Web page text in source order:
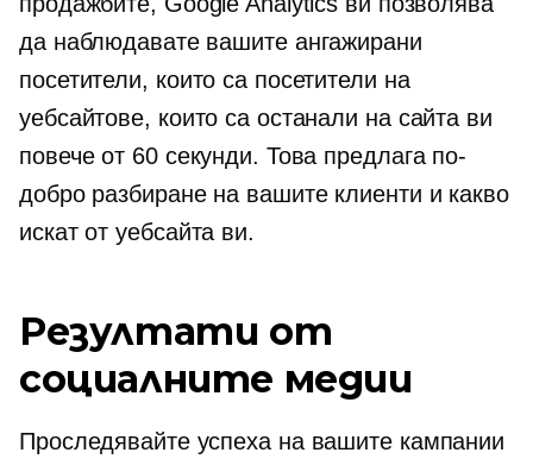
да наблюдавате вашите ангажирани
посетители, които са посетители на
уебсайтове, които са останали на сайта ви
повече от 60 секунди. Това предлага по-
добро разбиране на вашите клиенти и какво
искат от уебсайта ви.
Резултати от
социалните медии
Проследявайте успеха на вашите кампании